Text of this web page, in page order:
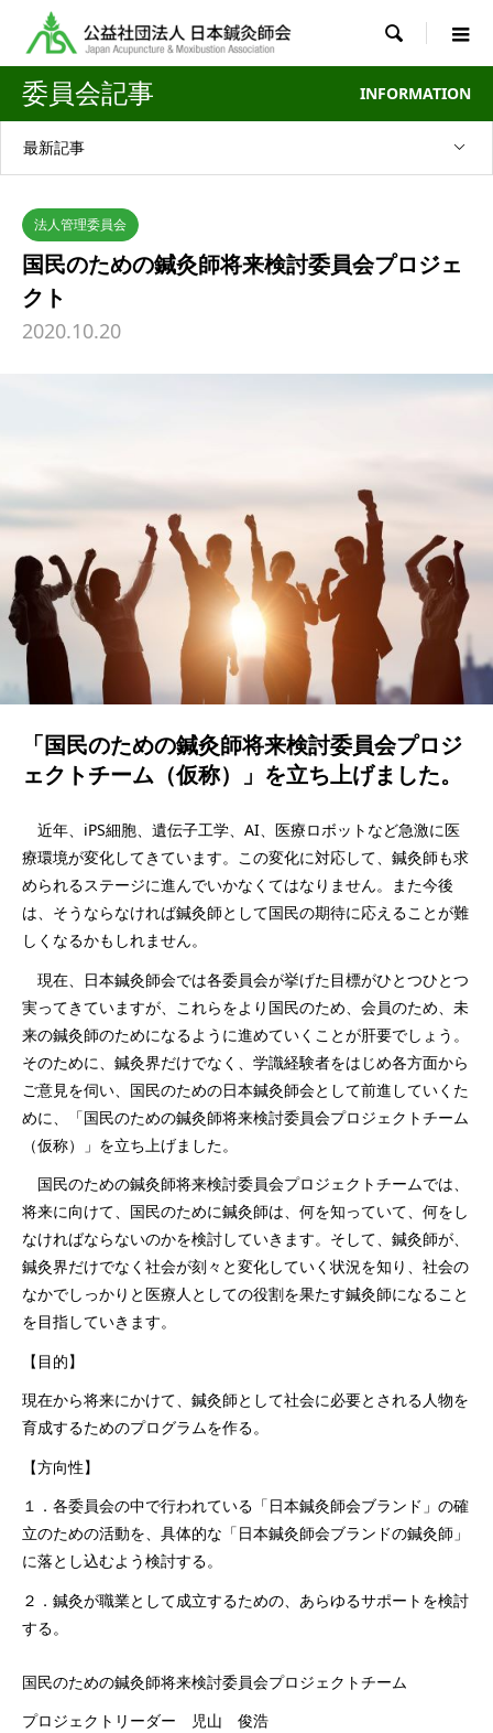

委員会記事 INFORMATION
最新記事
法人管理委員会
国民のための鍼灸師将来検討委員会プロジェ
クト
2020.10.20
「国民のための鍼灸師将来検討委員会プロジ
ェクトチーム（仮称）」を立ち上げました。
近年、iPS細胞、遺伝子工学、AI、医療ロボットなど急激に医
療環境が変化してきています。この変化に対応して、鍼灸師も求
められるステージに進んでいかなくてはなりません。また今後
は、そうならなければ鍼灸師として国民の期待に応えることが難
しくなるかもしれません。
現在、日本鍼灸師会では各委員会が挙げた目標がひとつひとつ
実ってきていますが、これらをより国民のため、会員のため、未
来の鍼灸師のためになるように進めていくことが肝要でしょう。
そのために、鍼灸界だけでなく、学識経験者をはじめ各方面から
ご意見を伺い、国民のための日本鍼灸師会として前進していくた
めに、「国民のための鍼灸師将来検討委員会プロジェクトチーム
（仮称）」を立ち上げました。
国民のための鍼灸師将来検討委員会プロジェクトチームでは、
将来に向けて、国民のために鍼灸師は、何を知っていて、何をし
なければならないのかを検討していきます。そして、鍼灸師が、
鍼灸界だけでなく社会が刻々と変化していく状況を知り、社会の
なかでしっかりと医療人としての役割を果たす鍼灸師になること
を目指していきます。
【目的】
現在から将来にかけて、鍼灸師として社会に必要とされる人物を
育成するためのプログラムを作る。
【方向性】
１．各委員会の中で行われている「日本鍼灸師会ブランド」の確
立のための活動を、具体的な「日本鍼灸師会ブランドの鍼灸師」
に落とし込むよう検討する。
２．鍼灸が職業として成立するための、あらゆるサポートを検討
する。
国民のための鍼灸師将来検討委員会プロジェクトチーム
プロジェクトリーダー 児山 俊浩